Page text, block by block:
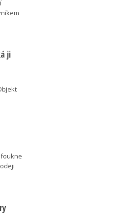
ji